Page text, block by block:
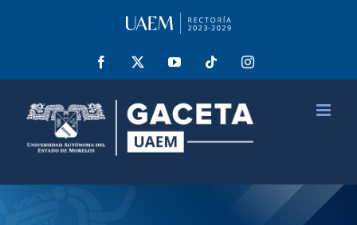
Facebook YouTube Tiktok Instagram